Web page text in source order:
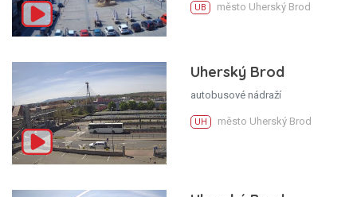
UB město Uherský Brod
Uherský Brod
autobusové nádraží
UH město Uherský Brod